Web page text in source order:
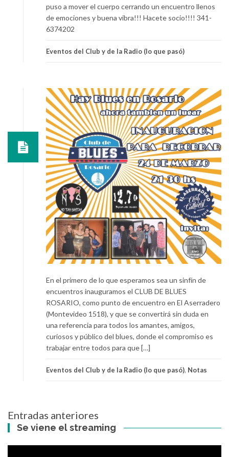
puso a mover el cuerpo cerrando un encuentro llenos
de emociones y buena vibra!!! Hacete socio!!!! 341-
6374202
Eventos del Club y de la Radio (lo que pasó)
En el primero de lo que esperamos sea un sinfín de
encuentros inauguramos el CLUB DE BLUES
ROSARIO, como punto de encuentro en El Aserradero
(Montevideo 1518), y que se convertirá sin duda en
una referencia para todos los amantes, amigos,
curiosos y público del blues, donde el compromiso es
trabajar entre todos para que […]
Eventos del Club y de la Radio (lo que pasó), Notas
Navegación
de
entradas
Entradas anteriores
Se viene el streaming